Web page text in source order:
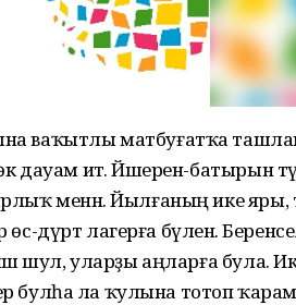
ваҡытлы матбуғатҡа
дауам итә. Йәшерен-батырын
менән. Йылғаның ике
өс-дүрт лагерға бүленә.
шул, уларҙы аңларға була.
булһа ла ҡулына тотоп